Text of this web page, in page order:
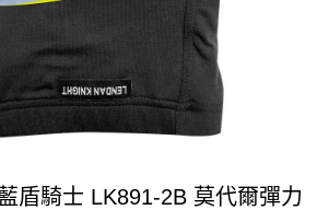
盾騎士 LK891-2B 莫代爾彈力